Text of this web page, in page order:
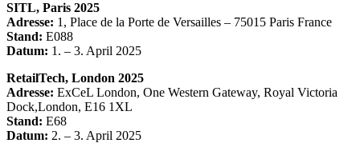
SITL, Paris 2025
Adresse: 1, Place de la Porte de Versailles – 75015 Paris France
Stand: E088
Datum: 1. – 3. April 2025
RetailTech, London 2025
Adresse: ExCeL London, One Western Gateway, Royal Victoria
Dock,London, E16 1XL
Stand: E68
Datum: 2. – 3. April 2025